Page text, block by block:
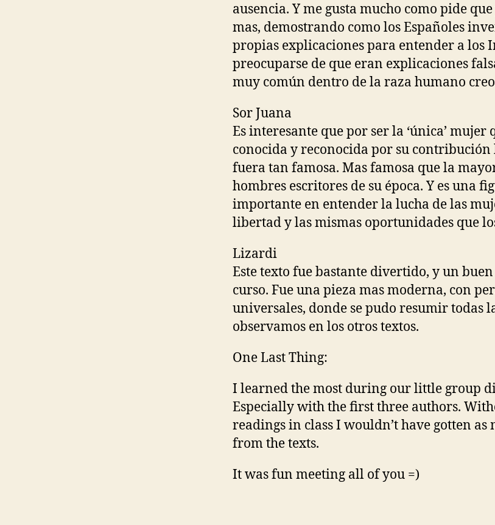
ausencia. Y me gusta mucho como pide
mas, demostrando como los Españoles
propias explicaciones para entender a los
preocuparse de que eran explicaciones
muy común dentro de la raza humano
Sor Juana
Es interesante que por ser la ‘única’ mujer
conocida y reconocida por su
fuera tan famosa. Mas famosa que la
hombres escritores de su época. Y es una
importante en entender la lucha de las
libertad y las mismas oportunidades que
Lizardi
Este texto fue bastante divertido, y un
curso. Fue una pieza mas moderna, con
universales, donde se pudo resumir todas
observamos en los otros textos.
One Last Thing:
I learned the most during our little group
Especially with the first three authors.
readings in class I wouldn’t have gotten as
from the texts.
It was fun meeting all of you =)